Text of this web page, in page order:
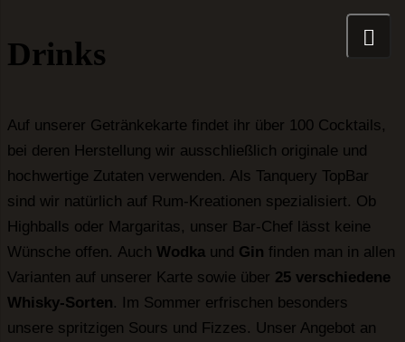
Feld aus.
Drinks
Auf unserer Getränkekarte findet ihr über 100 Cocktails,
bei deren Herstellung wir ausschließlich originale und
hochwertige Zutaten verwenden. Als Tanquery TopBar
sind wir natürlich auf Rum-Kreationen spezialisiert. Ob
Highballs oder Margaritas, unser Bar-Chef lässt keine
Wünsche offen. Auch Wodka und Gin finden man in allen
Varianten auf unserer Karte sowie über 25 verschiedene
Whisky-Sorten. Im Sommer erfrischen besonders
unsere spritzigen Sours und Fizzes. Unser Angebot an